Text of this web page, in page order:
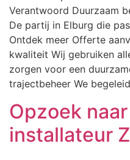
Verantwoord Duurzaam
De partij in Elburg die
Ontdek meer Offerte
kwaliteit Wij gebruiken
zorgen voor een
trajectbeheer We
Opzoek
installateur